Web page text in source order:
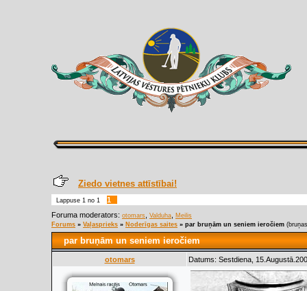
Ziedo vietnes attīstībai!
Lappuse 1 no 1
1
Foruma moderators: otomars Valduha
Meilis
Forums » Vaļasprieks » Noderīgas saites » par bruņām un seniem ieročiem
par bruņām un seniem ieročiem
otomars Datums: Sestdiena,